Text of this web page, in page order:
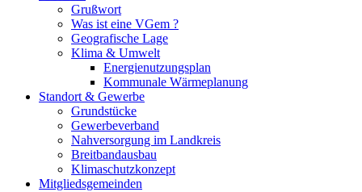
Grußwort
Was ist eine VGem ?
Geografische Lage
Klima & Umwelt
Energienutzungsplan
Kommunale Wärmeplanung
Standort & Gewerbe
Grundstücke
Gewerbeverband
Nahversorgung im Landkreis
Breitbandausbau
Klimaschutzkonzept
Mitgliedsgemeinden